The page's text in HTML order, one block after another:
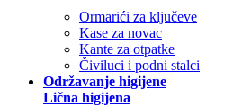
Ormarići za ključeve
Kase za novac
Kante za otpatke
Čiviluci i podni stalci
Održavanje higijene
Lična higijena